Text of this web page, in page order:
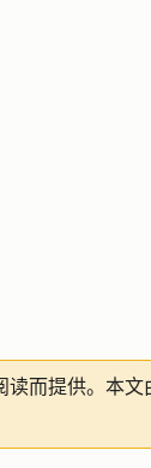
而提供。 本文